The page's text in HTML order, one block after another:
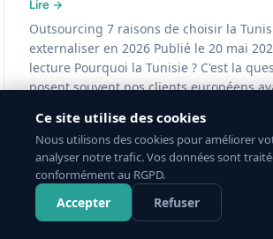
Outsourcing 7 raisons de choisir la
externaliser en 2026 Publié le 20 mai
lecture Pourquoi la Tunisie ? C'est la
posent souvent nos clients européens
20 mai 2026
Ce site utilise des cookies
Nous utilisons des cookies pour améliorer
analyser notre trafic. Vos données sont
conformément au RGPD.
Accepter Refuser